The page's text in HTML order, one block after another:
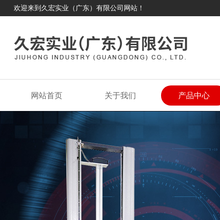
欢迎来到久宏实业（广东）有限公司网站！
网站首页 关于我们 产品中心